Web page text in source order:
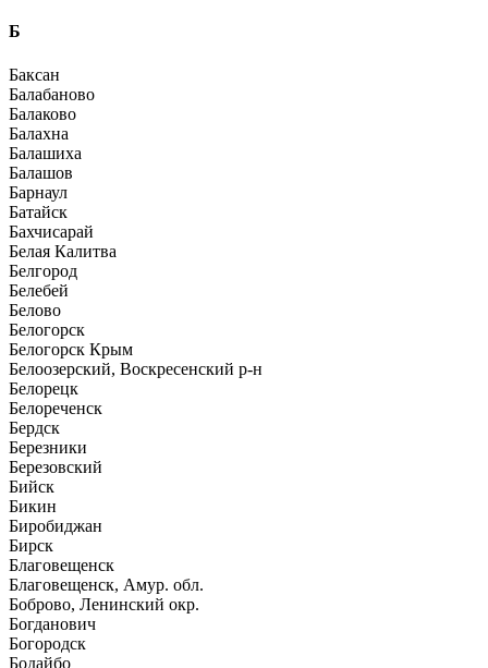
Б
Баксан
Балабаново
Балаково
Балахна
Балашиха
Балашов
Барнаул
Батайск
Бахчисарай
Белая Калитва
Белгород
Белебей
Белово
Белогорск
Белогорск Крым
Белоозерский, Воскресенский р-н
Белорецк
Белореченск
Бердск
Березники
Березовский
Бийск
Бикин
Биробиджан
Бирск
Благовещенск
Благовещенск, Амур. обл.
Боброво, Ленинский окр.
Богданович
Богородск
Бодайбо